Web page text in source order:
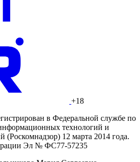
+18
в Федеральной службе по
технологий и
(Роскомнадзор) 12 марта 2014 года.
Эл № ФС77-57235